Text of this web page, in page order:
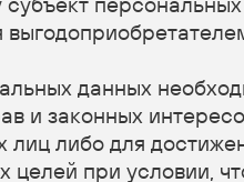
органов власти
лиц,
передача
сведения.
данных
доступ
не раскрывать